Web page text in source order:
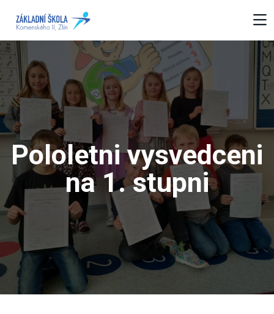
Pololetni vysvedceni
na 1. stupni